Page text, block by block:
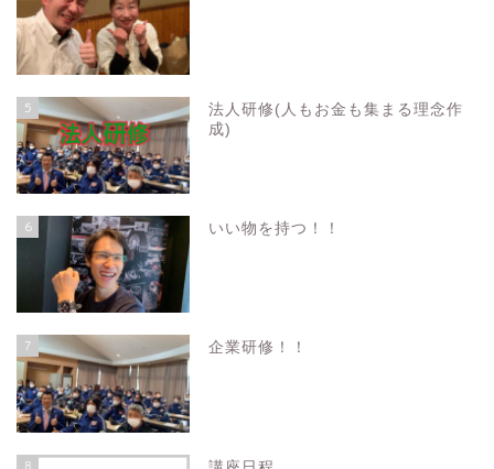
5
法人研修(人もお金も集まる理念作
成)
6 いい物を持つ！！
7 企業研修！！
8